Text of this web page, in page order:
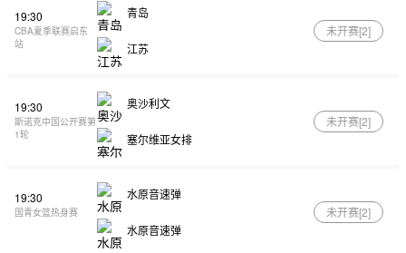
19:30
CBA夏季联赛启东
站
青岛
江苏
未开赛[2]
19:30
斯诺克中国公开赛第
1轮
奥沙利文
塞尔维亚女排
未开赛[2]
19:30
国青女篮热身赛
水原音速弹
水原音速弹
未开赛[2]